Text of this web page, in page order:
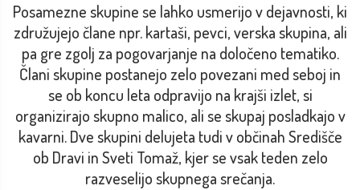
Posamezne skupine se lahko usmerijo v dejavnosti, ki
združujejo člane npr. kartaši, pevci, verska skupina, ali
pa gre zgolj za pogovarjanje na določeno tematiko.
Člani skupine postanejo zelo povezani med seboj in
se ob koncu leta odpravijo na krajši izlet, si
organizirajo skupno malico, ali se skupaj posladkajo v
kavarni. Dve skupini delujeta tudi v občinah Središče
ob Dravi in Sveti Tomaž, kjer se vsak teden zelo
razveselijo skupnega srečanja.